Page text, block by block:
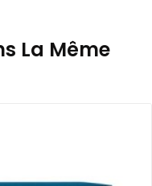
La Même